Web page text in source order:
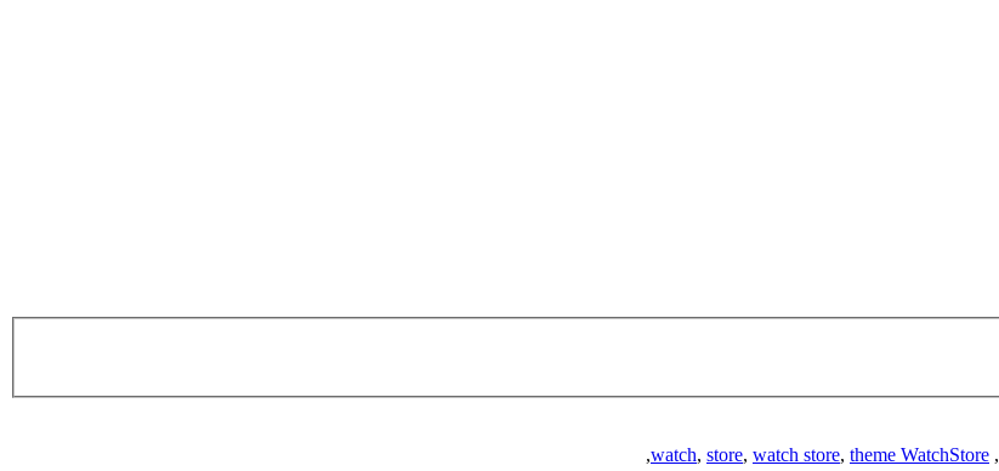
,
watch, store, watch store, theme WatchStore
,